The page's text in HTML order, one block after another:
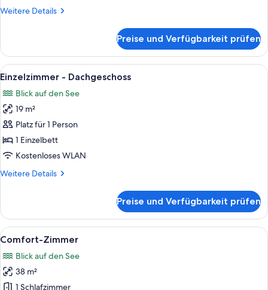
Weitere Details
Weitere
mit
Balkon
Preise und Verfügbarkeit prüfen
Alle
Fotos
für
Einzelzimmer
-
Dachgeschoss
anzeigen
Ein Schlafzimmer mit einem Bett,
5
Einzelzimmer - Dachgeschoss
Blick auf den See
19 m²
Platz für 1 Person
1 Einzelbett
Kostenloses WLAN
Weitere Details
Weitere
-
Dachgeschoss
Preise und Verfügbarkeit prüfen
Alle
Fotos
für
Comfort-
Ein Hotelzimmer mit Bett,
7
Comfort-Zimmer
Blick auf den See
38 m²
1 Schlafzimmer